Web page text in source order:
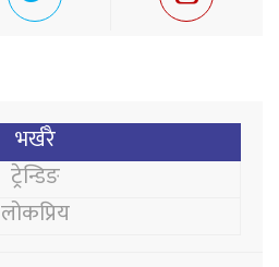
भर्खरै
ट्रेन्डिङ
लोकप्रिय